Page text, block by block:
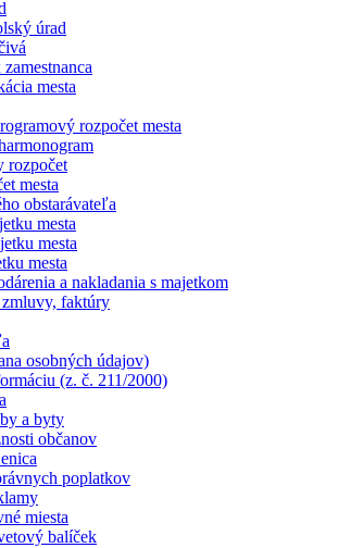
úrad
mesta
rozpočet mesta
rozpočet
mesta
obstarávateľa
mesta
mesta
mesta
a nakladania s majetkom
faktúry
osobných údajov)
(z. č. 211/2000)
a byty
občanov
poplatkov
miesta
balíček